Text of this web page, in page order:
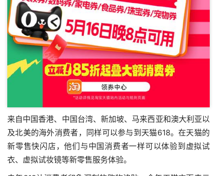
来自中国香港、中国台湾、新加坡、马来西亚和澳大利亚以
及北美的海外消费者，同样可以参与到天猫618。在天猫的
新零售快闪店，他们与中国消费者一样可以体验到虚拟试
衣、虚拟试妆镜等新零售服务体验。